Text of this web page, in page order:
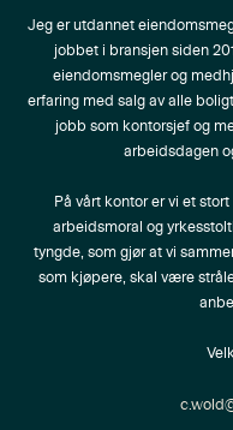
Jeg er utdannet
jobbet i bransjen siden
eiendomsmegler og
erfaring med salg av alle
jobb som kontorsjef og
arbeidsdagen
På vårt kontor er vi et
arbeidsmoral og
tyngde, som gjør at vi
som kjøpere, skal være